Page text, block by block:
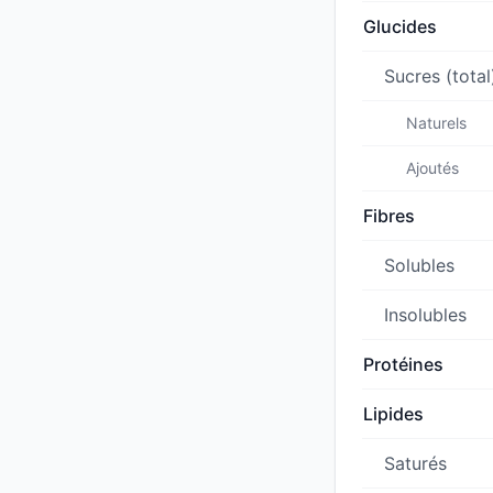
Glucides
Sucres
Naturels
Ajoutés
Fibres
Solubles
Insolubles
Protéines
Lipides
Saturés